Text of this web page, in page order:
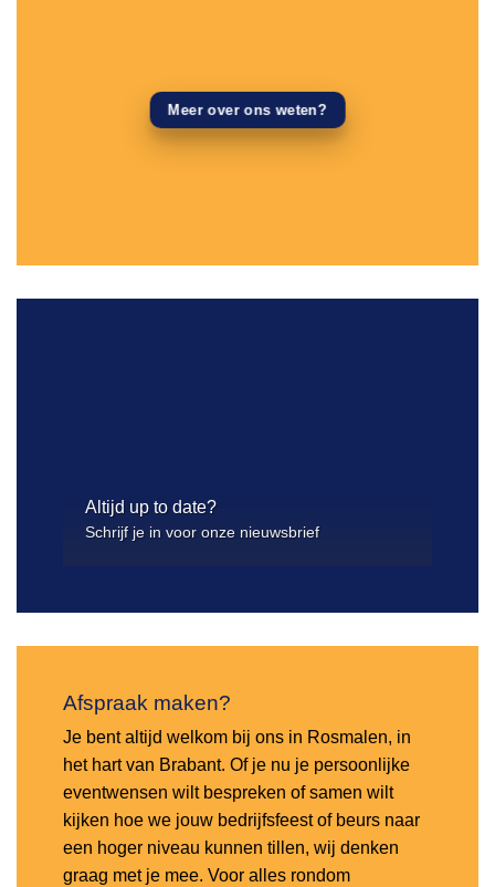
Meer over ons weten?
Altijd up to date?
Schrijf je in voor onze nieuwsbrief
Afspraak maken?
Je bent altijd welkom bij ons in Rosmalen, in
het hart van Brabant. Of je nu je persoonlijke
eventwensen wilt bespreken of samen wilt
kijken hoe we jouw bedrijfsfeest of beurs naar
een hoger niveau kunnen tillen, wij denken
graag met je mee. Voor alles rondom